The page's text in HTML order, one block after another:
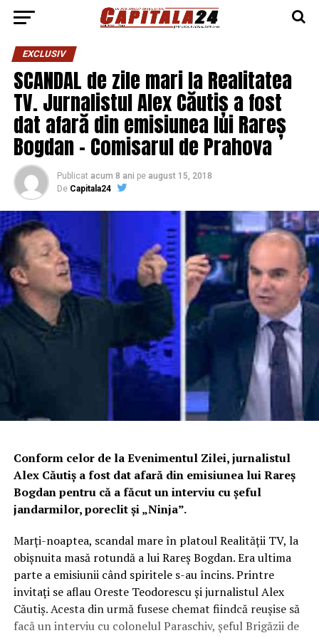
EXCLUSIV
SCANDAL de zile mari la Realitatea
TV. Jurnalistul Alex Căutiș a fost
dat afară din emisiunea lui Rareș
Bogdan – Comisarul de Prahova
Publicat acum 8 ani pe august 15, 2018
De Capitala24
Conform celor de la Evenimentul Zilei, jurnalistul
Alex Căutiș a fost dat afară din emisiunea lui Rareș
Bogdan pentru că a făcut un interviu cu șeful
jandarmilor, poreclit și „Ninja”.
Marți-noaptea, scandal mare în platoul Realității TV, la
obișnuita masă rotundă a lui Rareș Bogdan. Era ultima
parte a emisiunii când spiritele s-au încins. Printre
invitați se aflau Oreste Teodorescu și jurnalistul Alex
Căutiș. Acesta din urmă fusese chemat fiindcă reușise să
facă un interviu cu colonelul Paraschiv, șeful Brigăzii de